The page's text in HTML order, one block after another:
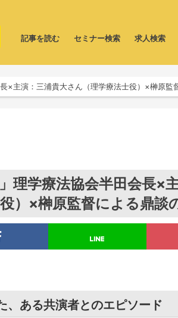
記事を読む セミナー検索 求人検索
×主演：三浦貴大さん（理学療法士役）×榊原監
理学療法協会半田会長×
）×榊原監督による鼎談
、ある共演者とのエピソード